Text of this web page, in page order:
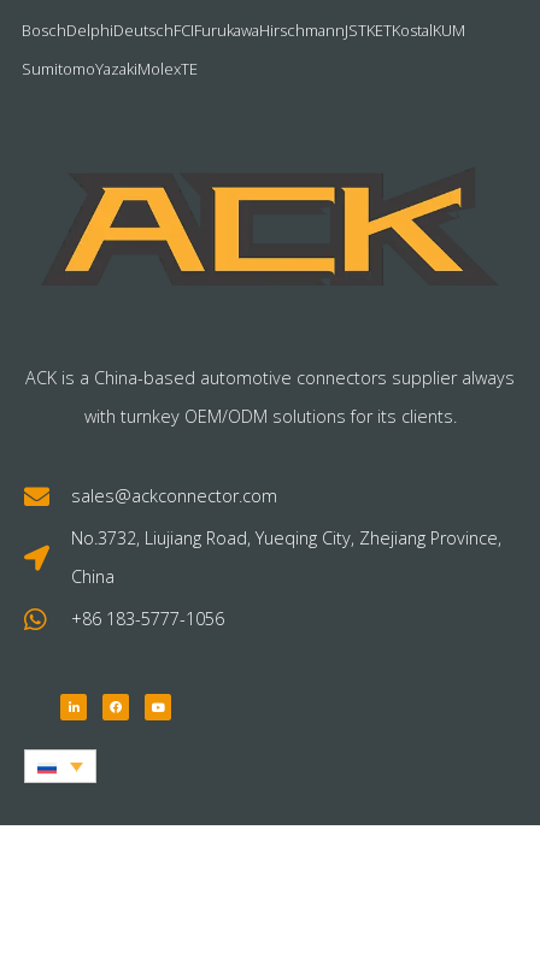
BoschDelphiDeutschFCIFurukawaHirschmannJSTKETKostalKUM
SumitomoYazakiMolexTE
ACK is a China-based automotive connectors supplier always
with turnkey OEM/ODM solutions for its clients.
sales@ackconnector.com
No.3732, Liujiang Road, Yueqing City, Zhejiang Province,
China
+86 183-5777-1056